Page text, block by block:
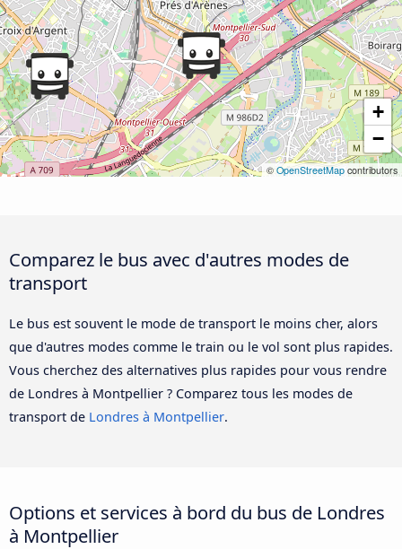
+
−
©OpenStreetMap contributors
Comparez le bus avec d'autres modes de
transport
Le bus est souvent le mode de transport le moins cher, alors
que d'autres modes comme le train ou le vol sont plus rapides.
Vous cherchez des alternatives plus rapides pour vous rendre
de Londres à Montpellier ? Comparez tous les modes de
transport de Londres à Montpellier.
Options et services à bord du bus de Londres
à Montpellier